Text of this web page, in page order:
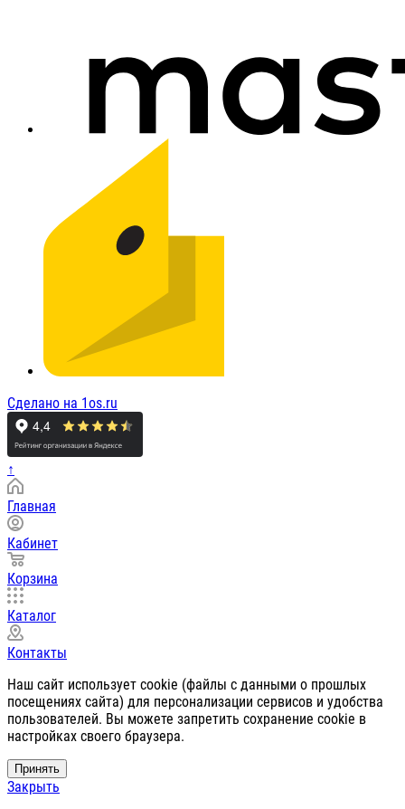
Сделано на 1os.ru
↑
Главная
Кабинет
Корзина
Каталог
Контакты
Наш сайт использует cookie (файлы с данными о прошлых
посещениях сайта) для персонализации сервисов и удобства
пользователей. Вы можете запретить сохранение cookie в
настройках своего браузера.
Принять
Закрыть